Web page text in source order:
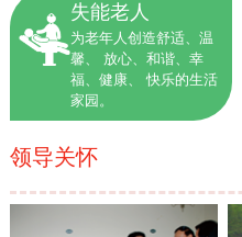
失能老人
为老年人创造舒适、温
馨、 放心、和谐、幸
福、健康、 快乐的生活
家园。
领导关怀